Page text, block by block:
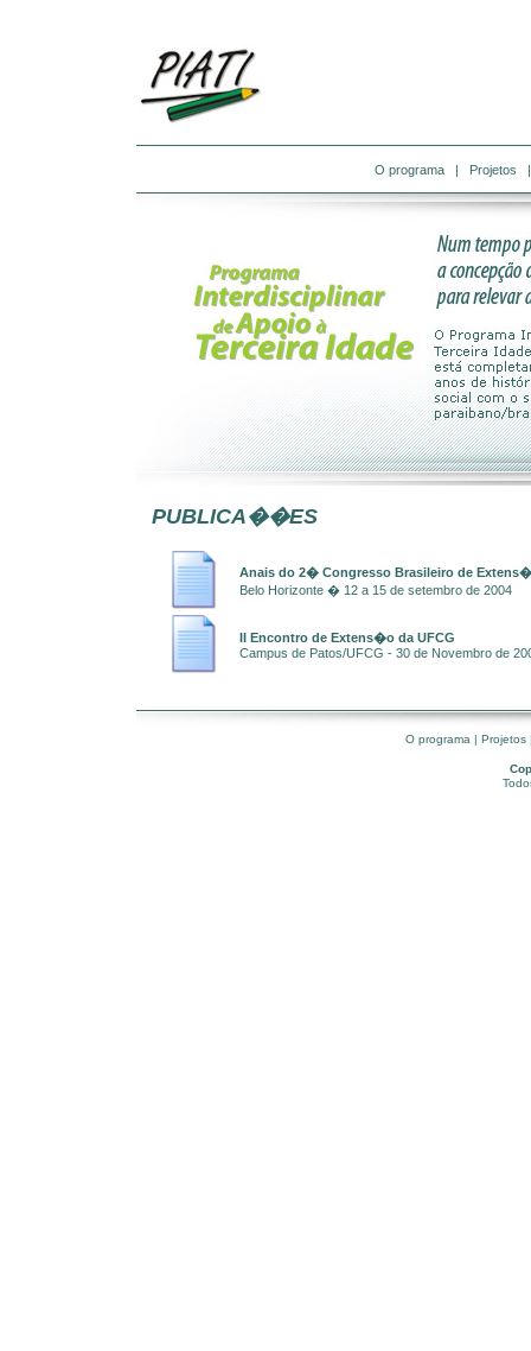
O programa | Projetos
PUBLICA��ES
Anais do 2� Congresso Brasileiro de
Belo Horizonte � 12 a 15 de setembro de 2004
II Encontro de Extens�o da UFCG
Campus de Patos/UFCG - 30 de Novembro de
O programa | Projetos